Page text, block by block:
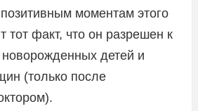
моментам этого
тот факт, что он разрешен к
детей и
(только после